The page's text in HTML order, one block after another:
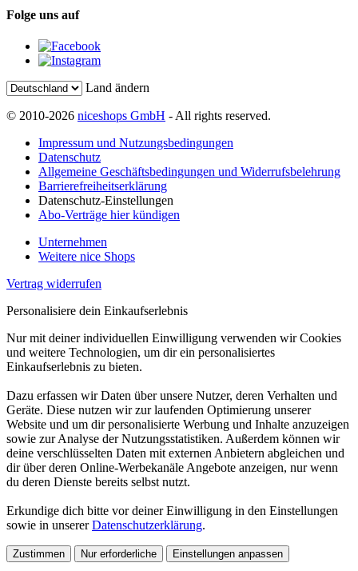
Folge uns auf
Land ändern
© 2010-2026 niceshops GmbH - All rights reserved.
Impressum und Nutzungsbedingungen
Datenschutz
Allgemeine Geschäftsbedingungen und Widerrufsbelehrung
Barrierefreiheitserklärung
Datenschutz-Einstellungen
Abo-Verträge hier kündigen
Unternehmen
Weitere nice Shops
Vertrag widerrufen
Personalisiere dein Einkaufserlebnis
Nur mit deiner individuellen Einwilligung verwenden wir Cookies
und weitere Technologien, um dir ein personalisiertes
Einkaufserlebnis zu bieten.
Dazu erfassen wir Daten über unsere Nutzer, deren Verhalten und
Geräte. Diese nutzen wir zur laufenden Optimierung unserer
Website und um dir personalisierte Werbung und Inhalte anzuzeigen
sowie zur Analyse der Nutzungsstatistiken. Außerdem können wir
deine verschlüsselten Daten mit externen Anbietern abgleichen und
dir über deren Online-Werbekanäle Angebote anzeigen, nur wenn
du deren Dienste bereits selbst nutzt.
Erkundige dich bitte vor deiner Einwilligung in den Einstellungen
sowie in unsererDatenschutzerklärung.
Zustimmen Nur erforderliche Einstellungen anpassen